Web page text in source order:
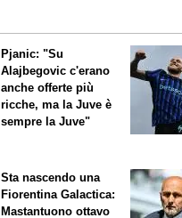
Pjanic: "Su
Alajbegovic c'erano
anche offerte più
ricche, ma la Juve è
sempre la Juve"
Sta nascendo una
FiorentinaGalactica:
Mastantuono ottavo